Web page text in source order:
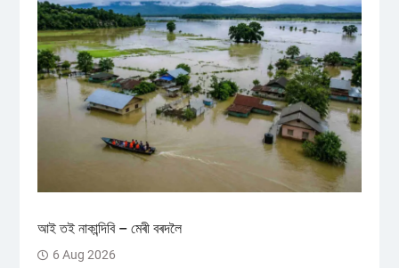
আই তই নাকান্দিবি – মেৰী বৰদলৈ
6 Aug 2026